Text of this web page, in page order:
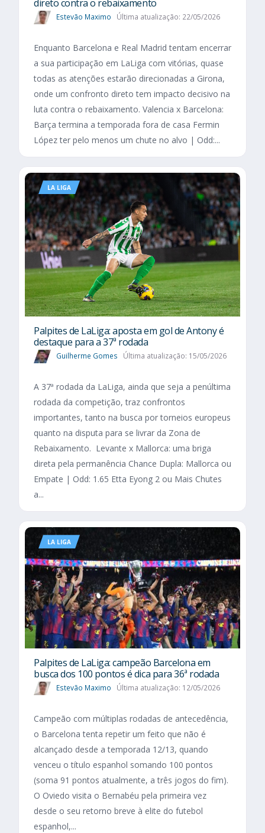
direto contra o rebaixamento
Estevão Maximo Última atualização: 22/05/2026
Enquanto Barcelona e Real Madrid tentam encerrar
a sua participação em LaLiga com vitórias, quase
todas as atenções estarão direcionadas a Girona,
onde um confronto direto tem impacto decisivo na
luta contra o rebaixamento. Valencia x Barcelona:
Barça termina a temporada fora de casa Fermin
López ter pelo menos um chute no alvo | Odd:...
LA LIGA
Palpites de LaLiga: aposta em gol de Antony é
destaque para a 37ª rodada
Guilherme Gomes Última atualização: 15/05/2026
A 37ª rodada da LaLiga, ainda que seja a penúltima
rodada da competição, traz confrontos
importantes, tanto na busca por torneios europeus
quanto na disputa para se livrar da Zona de
Rebaixamento. Levante x Mallorca: uma briga
direta pela permanência Chance Dupla: Mallorca ou
Empate | Odd: 1.65 Etta Eyong 2 ou Mais Chutes
a...
LA LIGA
Palpites de LaLiga: campeão Barcelona em
busca dos 100 pontos é dica para 36ª rodada
Estevão Maximo Última atualização: 12/05/2026
Campeão com múltiplas rodadas de antecedência,
o Barcelona tenta repetir um feito que não é
alcançado desde a temporada 12/13, quando
venceu o título espanhol somando 100 pontos
(soma 91 pontos atualmente, a três jogos do fim).
O Oviedo visita o Bernabéu pela primeira vez
desde o seu retorno breve à elite do futebol
espanhol,...